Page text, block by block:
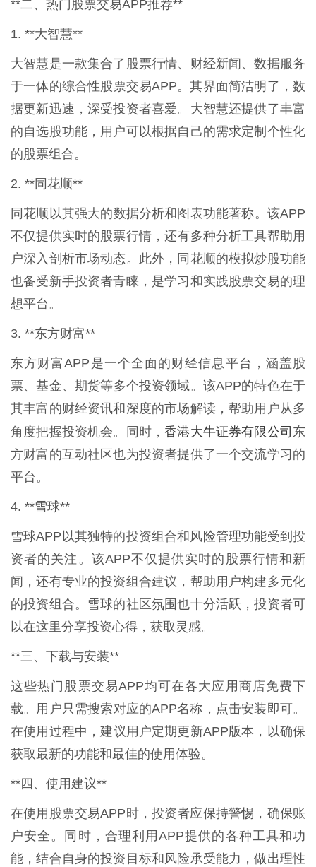
**二、热门股票交易APP推荐**
1. **大智慧**
大智慧是一款集合了股票行情、财经新闻、数据服务
于一体的综合性股票交易APP。其界面简洁明了，数
据更新迅速，深受投资者喜爱。大智慧还提供了丰富
的自选股功能，用户可以根据自己的需求定制个性化
的股票组合。
2. **同花顺**
同花顺以其强大的数据分析和图表功能著称。该APP
不仅提供实时的股票行情，还有多种分析工具帮助用
户深入剖析市场动态。此外，同花顺的模拟炒股功能
也备受新手投资者青睐，是学习和实践股票交易的理
想平台。
3. **东方财富**
东方财富APP是一个全面的财经信息平台，涵盖股
票、基金、期货等多个投资领域。该APP的特色在于
其丰富的财经资讯和深度的市场解读，帮助用户从多
角度把握投资机会。同时，香港大牛证券有限公司 东
方财富的互动社区也为投资者提供了一个交流学习的
平台。
4. **雪球**
雪球APP以其独特的投资组合和风险管理功能受到投
资者的关注。该APP不仅提供实时的股票行情和新
闻，还有专业的投资组合建议，帮助用户构建多元化
的投资组合。雪球的社区氛围也十分活跃，投资者可
以在这里分享投资心得，获取灵感。
**三、下载与安装**
这些热门股票交易APP均可在各大应用商店免费下
载。用户只需搜索对应的APP名称，点击安装即可。
在使用过程中，建议用户定期更新APP版本，以确保
获取最新的功能和最佳的使用体验。
**四、使用建议**
在使用股票交易APP时，投资者应保持警惕，确保账
户安全。同时，合理利用APP提供的各种工具和功
能，结合自身的投资目标和风险承受能力，做出理性